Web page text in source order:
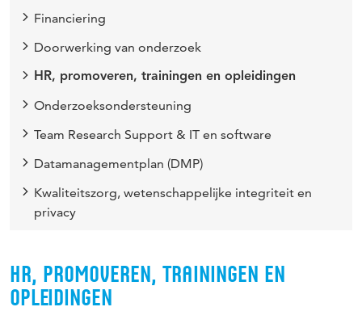
Financiering
Doorwerking van onderzoek
HR, promoveren, trainingen en opleidingen
Onderzoeksondersteuning
Team Research Support & IT en software
Datamanagementplan (DMP)
Kwaliteitszorg, wetenschappelijke integriteit en
privacy
HR, PROMOVEREN, TRAININGEN EN
OPLEIDINGEN